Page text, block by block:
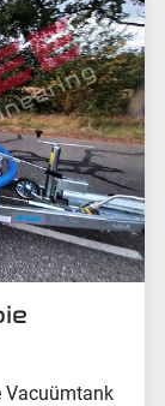
Vacuümtank